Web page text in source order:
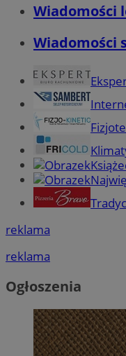
Wiadomości
Wiadomości
reklama
reklama
Ogłoszenia